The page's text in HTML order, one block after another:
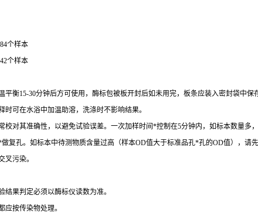
个样本
个样本
平衡15-30分钟后方可使用，酶标包被板开封后如未用完，板条应装入密封袋中保
时可在水浴中加温助溶，洗涤时不影响结果。
校对其准确性，以避免试验误差。一次加样时间*控制在5分钟内，如标本数量多
做复孔。如标本中待测物质含量过高（样本OD值大于标准品孔*孔的OD值），请
叉污染。
结果判定必须以酶标仪读数为准。
应按传染物处理。